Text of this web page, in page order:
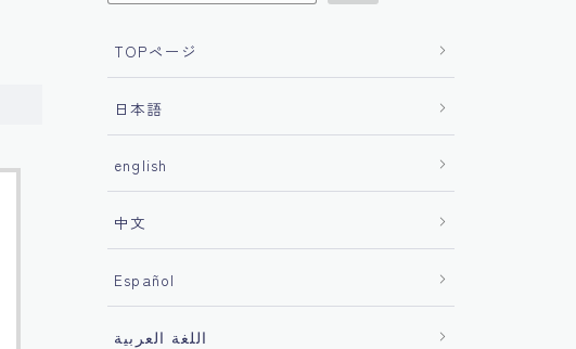
TOPページ
日本語
english
中文
Español
اللغة العربية